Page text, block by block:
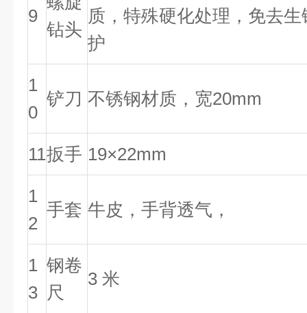
9
钻头
质，特殊硬化处理，免去
护
1
0
铲刀 不锈钢材质，宽20mm
11扳手 19×22mm
1
2
手套 牛皮，手背透气，
1
3
钢卷
尺
3 米